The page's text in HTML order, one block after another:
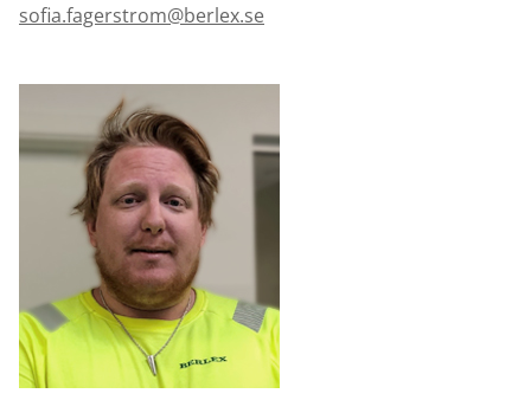
sofia.fagerstrom@berlex.se